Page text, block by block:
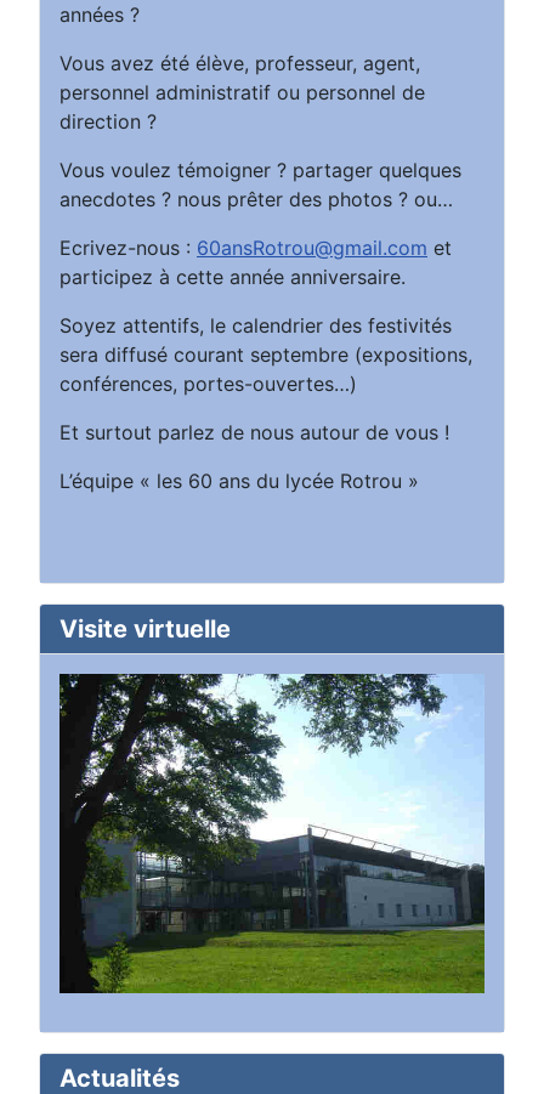
années ?
Vous avez été élève, professeur, agent,
personnel administratif ou personnel de
direction ?
Vous voulez témoigner ? partager quelques
anecdotes ? nous prêter des photos ? ou…
Ecrivez-nous : 60ansRotrou@gmail.com et
participez à cette année anniversaire.
Soyez attentifs, le calendrier des festivités
sera diffusé courant septembre (expositions,
conférences, portes-ouvertes…)
Et surtout parlez de nous autour de vous !
L’équipe « les 60 ans du lycée Rotrou »
Visite virtuelle
Actualités